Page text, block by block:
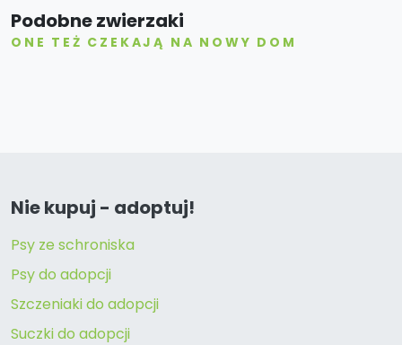
Podobne zwierzaki
ONE TEŻ CZEKAJĄ NA NOWY DOM
Nie kupuj - adoptuj!
Psy ze schroniska
Psy do adopcji
Szczeniaki do adopcji
Suczki do adopcji